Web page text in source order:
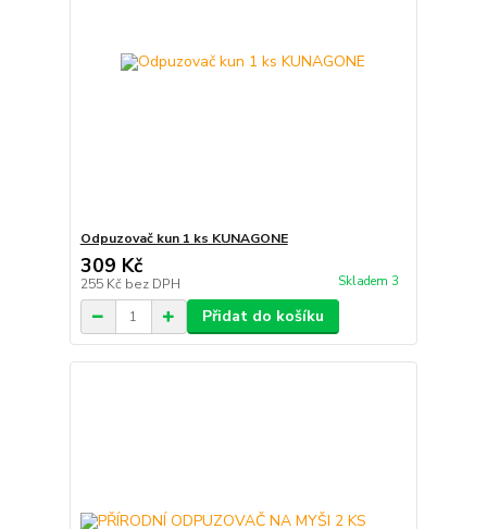
Odpuzovač kun 1 ks KUNAGONE
309 Kč
255 Kč bez DPH Skladem 3
Přidat do košíku